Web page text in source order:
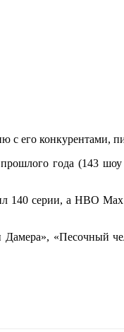
с его конкурентами,
года (143
140 серии, а HBO
«Песочный